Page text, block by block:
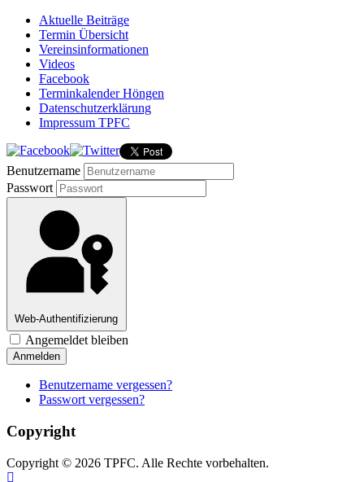
Aktuelle Beiträge
Termin Übersicht
Vereinsinformationen
Videos
Facebook
Terminkalender Höngen
Datenschutzerklärung
Impressum TPFC
Benutzername
Passwort
Web-Authentifizierung
Angemeldet bleiben
Anmelden
Benutzername vergessen?
Passwort vergessen?
Copyright
Copyright © 2026 TPFC. Alle Rechte vorbehalten.